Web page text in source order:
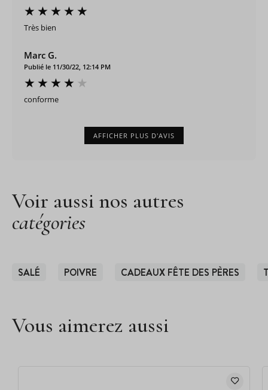
Très bien
Marc G.
Publié le 11/30/22, 12:14 PM
conforme
AFFICHER PLUS D'AVIS
Voir aussi nos autres
catégories
SALÉ POIVRE CADEAUX FÊTE DES PÈRES
Vous aimerez aussi